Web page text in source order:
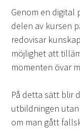
Genom en digital
delen av kursen
redovisar
möjlighet att
momenten övar
På detta sätt blir
utbildningen
om man gått